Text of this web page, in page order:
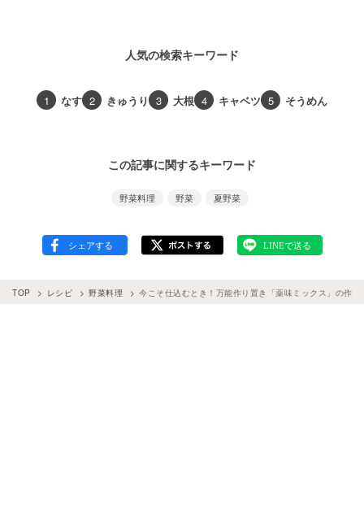
人気の検索キーワード
1 なす 2 きゅうり 3 大根 4 キャベツ 5 そうめん
この記事に関するキーワード
野菜料理 野菜 夏野菜
TOP レシピ 野菜料理 今こそ仕込むとき！万能作り置き「薬味ミックス」の作